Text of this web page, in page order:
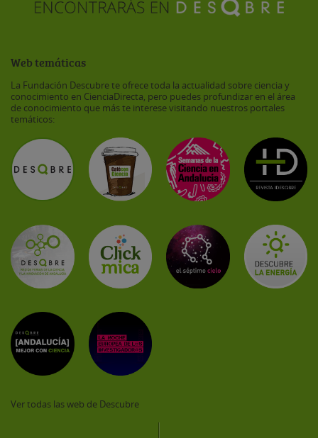
Web temáticas
La Fundación Descubre te ofrece toda la actualidad sobre ciencia y
conocimiento en CienciaDirecta, pero puedes profundizar en el área
de conocimiento que más te interese visitando nuestros portales
temáticos:
Ver todas las web de Descubre